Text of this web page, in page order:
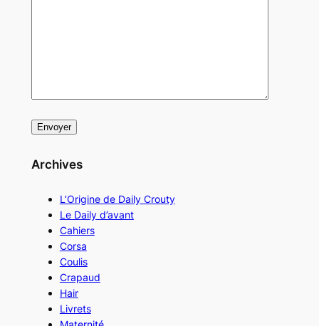
Archives
L’Origine de Daily Crouty
Le Daily d’avant
Cahiers
Corsa
Coulis
Crapaud
Hair
Livrets